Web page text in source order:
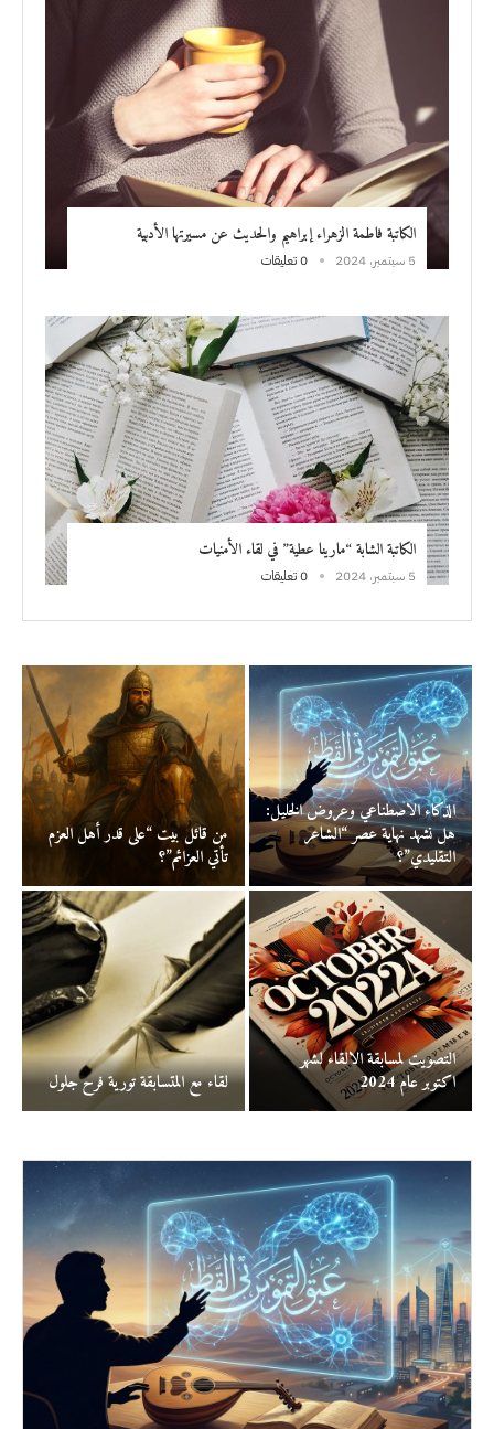
الكاتبة فاطمة الزهراء إبراهيم والحديث عن مسيرتها الأدبية
5 سبتمبر، 2024 0 تعليقات
الكاتبة الشابة “مارينا عطية” في لقاء الأمنيات
5 سبتمبر، 2024 0 تعليقات
الذكاء الاصطناعي وعروض الخليل:
هل نشهد نهاية عصر “الشاعر
التقليدي”؟
من قائل بيت “على قدر أهل العزم
تأتي العزائم”؟
التصويت لمسابقة الالقاء لشهر
اكتوبر عام 2024 لقاء مع المتسابقة تورية فرح جلول